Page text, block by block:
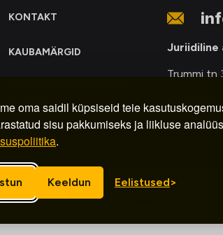
oma saidil küpsiseid teie
sisu pakkumiseks ja liikluse
.
Keeldun Eelistused
KONTAKT
KAUBAMÄRGID
KOGUMINE
Juriidiline
Trummi tn
Kauba
E-R –